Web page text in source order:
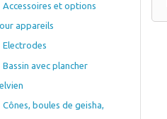
Accessoires et options
appareils
Electrodes
Bassin avec plancher
Cônes, boules de geisha,